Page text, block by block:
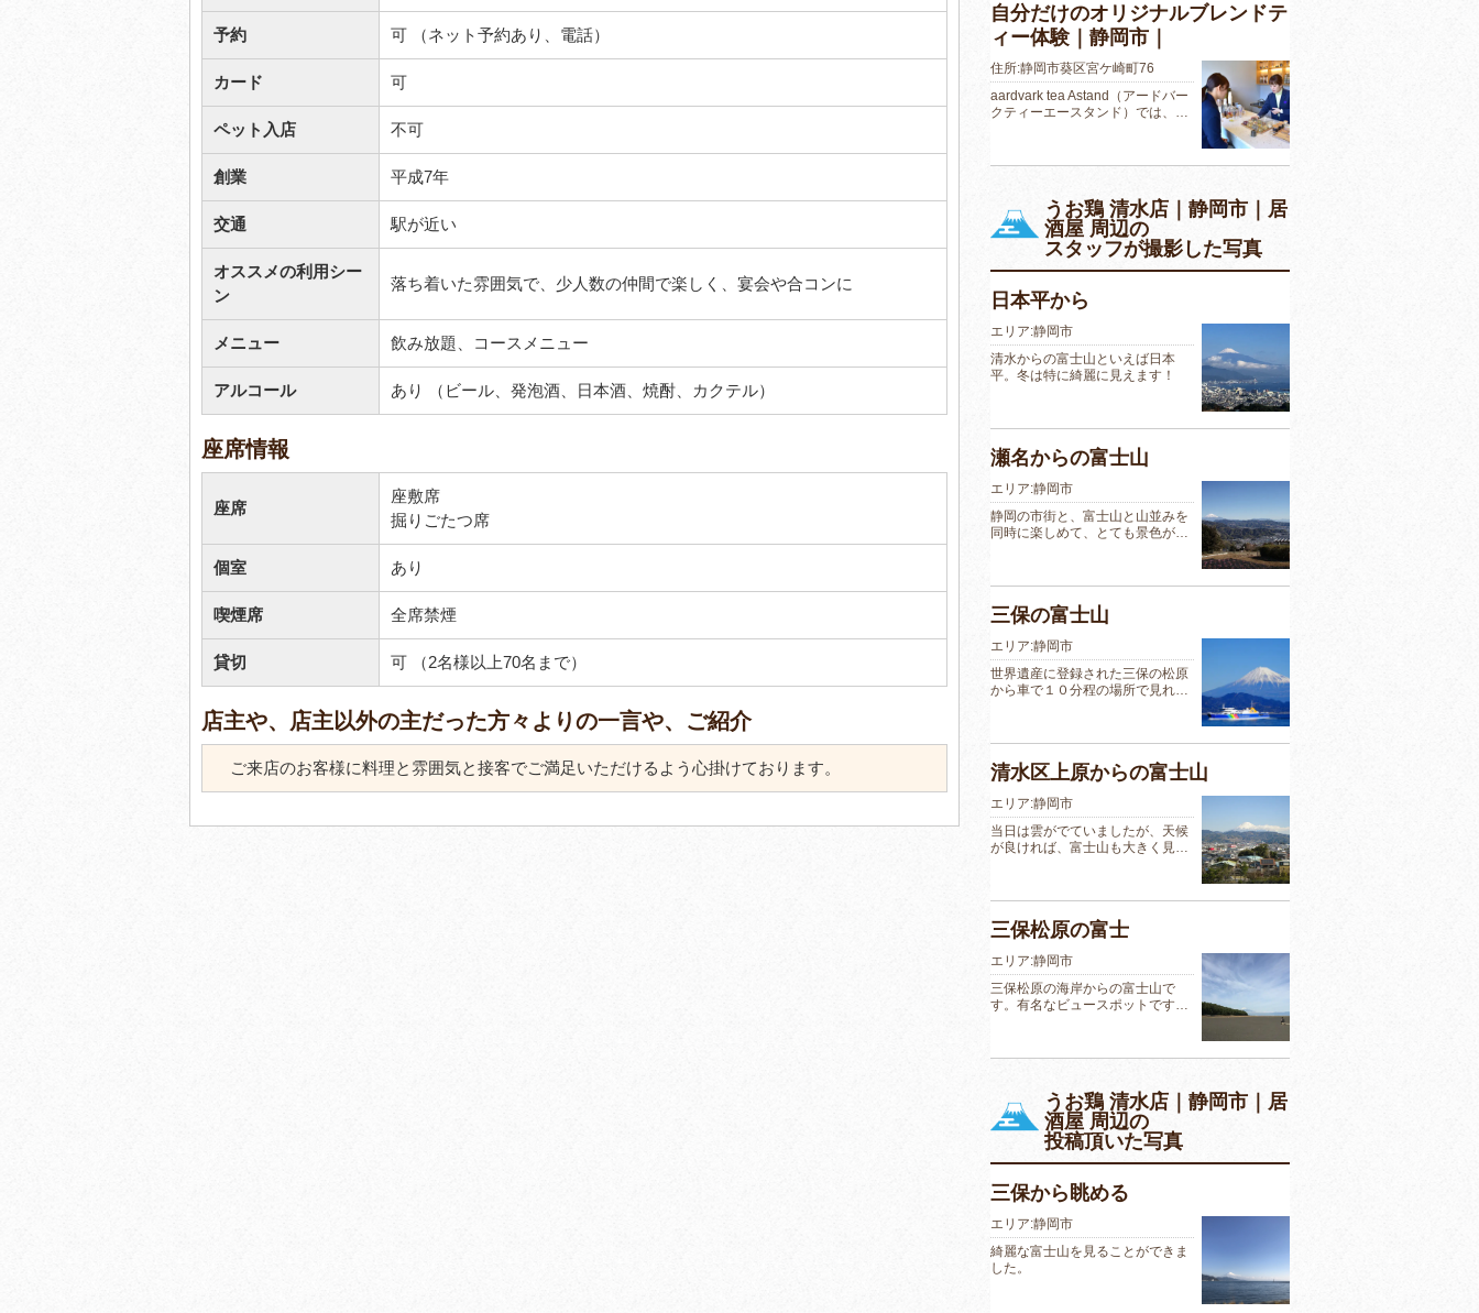
予約 可 （ネット予約あり、電話）
カード 可
ペット入店 不可
創業 平成7年
交通 駅が近い
オススメの利用シー
ン
落ち着いた雰囲気で、少人数の仲間で楽しく、宴会や合コンに
メニュー 飲み放題、コースメニュー
アルコール あり （ビール、発泡酒、日本酒、焼酎、カクテル）
座席情報
座席
座敷席
掘りごたつ席
個室 あり
喫煙席 全席禁煙
貸切 可 （2名様以上70名まで）
店主や、店主以外の主だった方々よりの一言や、ご紹介
ご来店のお客様に料理と雰囲気と接客でご満足いただけるよう心掛けております。
自分だけのオリジナルブレンドテ
ィー体験｜静岡市｜
住所:静岡市葵区宮ケ崎町76
aardvark tea Astand（アードバー
クティーエースタンド）では、…
うお鶏 清水店｜静岡市｜居
酒屋 周辺の
スタッフが撮影した写真
日本平から
エリア:静岡市
清水からの富士山といえば日本
平。冬は特に綺麗に見えます！
瀬名からの富士山
エリア:静岡市
静岡の市街と、富士山と山並みを
同時に楽しめて、とても景色が…
三保の富士山
エリア:静岡市
世界遺産に登録された三保の松原
から車で１０分程の場所で見れ…
清水区上原からの富士山
エリア:静岡市
当日は雲がでていましたが、天候
が良ければ、富士山も大きく見…
三保松原の富士
エリア:静岡市
三保松原の海岸からの富士山で
す。有名なビュースポットです…
うお鶏 清水店｜静岡市｜居
酒屋 周辺の
投稿頂いた写真
三保から眺める
エリア:静岡市
綺麗な富士山を見ることができま
した。